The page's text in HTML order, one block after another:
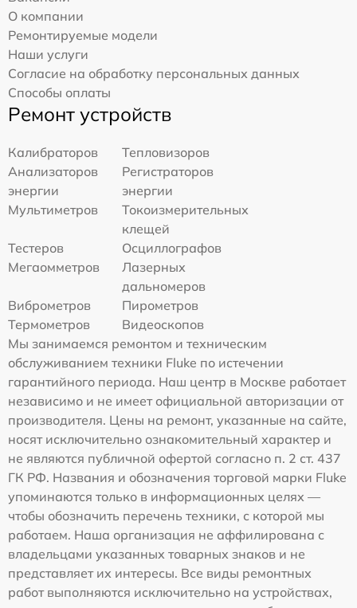
О компании
Ремонтируемые модели
Наши услуги
Согласие на обработку персональных данных
Способы оплаты
Ремонт устройств
Калибраторов
Тепловизоров
Анализаторов
энергии
Регистраторов
энергии
Мультиметров
Токоизмерительных
клещей
Тестеров
Осциллографов
Мегаомметров
Лазерных
дальномеров
Виброметров
Пирометров
Термометров
Видеоскопов
Мы занимаемся ремонтом и техническим
обслуживанием техники Fluke по истечении
гарантийного периода. Наш центр в Москве работает
независимо и не имеет официальной авторизации от
производителя. Цены на ремонт, указанные на сайте,
носят исключительно ознакомительный характер и
не являются публичной офертой согласно п. 2 ст. 437
ГК РФ. Названия и обозначения торговой марки Fluke
упоминаются только в информационных целях —
чтобы обозначить перечень техники, с которой мы
работаем. Наша организация не аффилирована с
владельцами указанных товарных знаков и не
представляет их интересы. Все виды ремонтных
работ выполняются исключительно на устройствах,